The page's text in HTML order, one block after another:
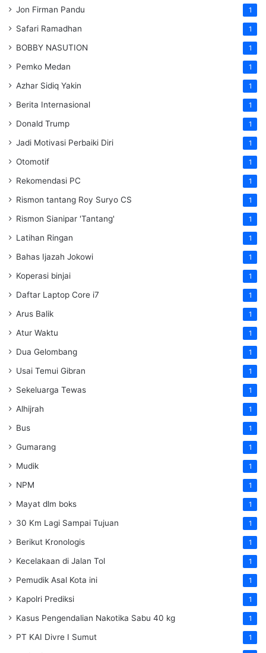
Jon Firman Pandu 1
Safari Ramadhan 1
BOBBY NASUTION 1
Pemko Medan 1
Azhar Sidiq Yakin 1
Berita Internasional 1
Donald Trump 1
Jadi Motivasi Perbaiki Diri 1
Otomotif 1
Rekomendasi PC 1
Rismon tantang Roy Suryo CS 1
Rismon Sianipar 'Tantang' 1
Latihan Ringan 1
Bahas Ijazah Jokowi 1
Koperasi binjai 1
Daftar Laptop Core i7 1
Arus Balik 1
Atur Waktu 1
Dua Gelombang 1
Usai Temui Gibran 1
Sekeluarga Tewas 1
Alhijrah 1
Bus 1
Gumarang 1
Mudik 1
NPM 1
Mayat dlm boks 1
30 Km Lagi Sampai Tujuan 1
Berikut Kronologis 1
Kecelakaan di Jalan Tol 1
Pemudik Asal Kota ini 1
Kapolri Prediksi 1
Kasus Pengendalian Nakotika Sabu 40 kg 1
PT KAI Divre I Sumut 1